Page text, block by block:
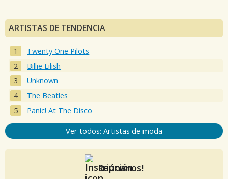
ARTISTAS DE TENDENCIA
Twenty One Pilots
Billie Eilish
Unknown
The Beatles
Panic! At The Disco
Ver todos: Artistas de moda
Reúnanos!